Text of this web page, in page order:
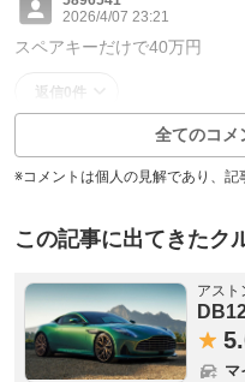
2026/4/07 23:21
スペアキーだけで40万円
返信0件
全てのコメ
※コメントは個人の見解であり、記
この記事に出てきたク
アスト
5.
マ